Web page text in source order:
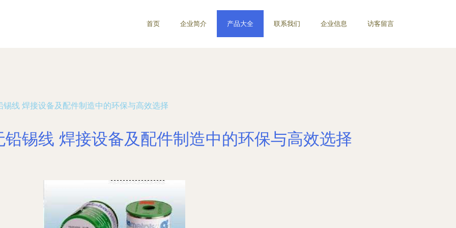
首页 企业简介 产品大全 联系我们 企业信息 访客留言
锡线 焊接设备及配件制造中的环保与高效选择
锡线 焊接设备及配件制造中的环保与高效选择